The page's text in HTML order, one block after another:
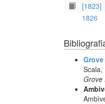
[1823]
1826
Scala,
Grove